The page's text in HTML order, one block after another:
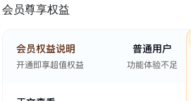
会员尊享权益